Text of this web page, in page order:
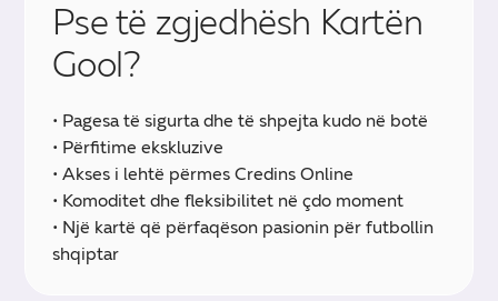
Pse të zgjedhësh Kartën
Gool?
• Pagesa të sigurta dhe të shpejta kudo në botë
• Përfitime ekskluzive
• Akses i lehtë përmes Credins Online
• Komoditet dhe fleksibilitet në çdo moment
• Një kartë që përfaqëson pasionin për futbollin
shqiptar